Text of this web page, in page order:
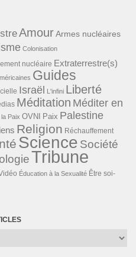
AmourArmes nucléaires
Colonisation
nucléaire Extraterrestre(s)
Guides
Israël L'infini Liberté
Méditation Méditer en
Paix OVNI Paix Palestine
Religion Réchauffement
Science Société
Tribune
Éducation à la Sexualité Être soi-